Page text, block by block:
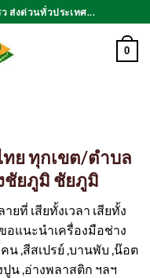
ส่งด่วนทั่วประเทศ...
0
ทย ทุกเขต/ตำบล
ชัยภูมิ ชัยภูมิ
ที่ เสียทั้งเวลา เสียทั้ง
อแนะนำเครื่องมือช่าง
,สีสเปรย์ ,บานพับ ,น๊อต
ปูน ,อ่างพลาสติก ฯลฯ